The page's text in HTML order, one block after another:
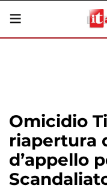
Omicidio
riapertura
d’appello